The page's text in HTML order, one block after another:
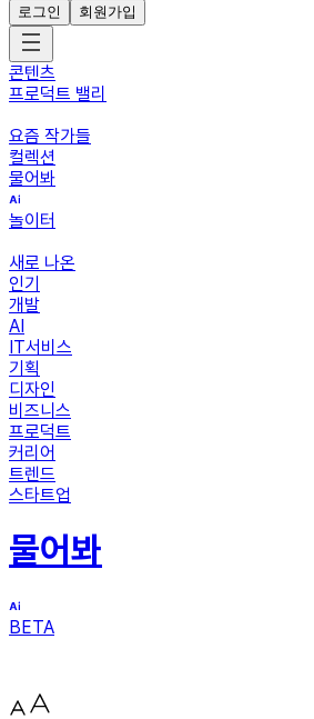
로그인
회원가입
콘텐츠
프로덕트 밸리
요즘 작가들
컬렉션
물어봐
놀이터
새로 나온
인기
개발
AI
IT서비스
기획
디자인
비즈니스
프로덕트
커리어
트렌드
스타트업
물어봐
BETA